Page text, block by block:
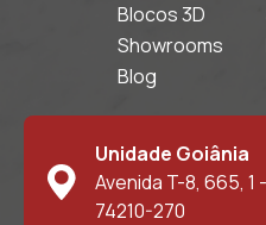
Blocos 3D
Showrooms
Blog
Unidade Goiânia
Avenida T-8, 665, 1
74210-270